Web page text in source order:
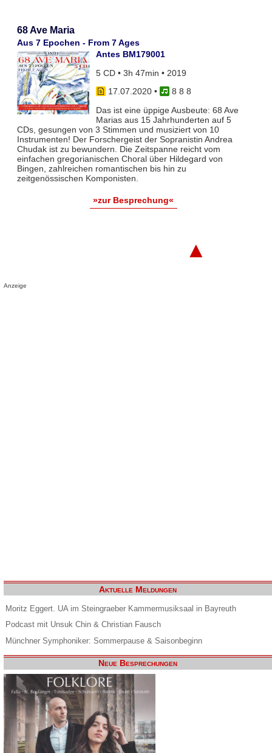
68 Ave Maria
Aus 7 Epochen - From 7 Ages
Antes BM179001
5 CD • 3h 47min • 2019
17.07.2020•
8 8 8
Das ist eine üppige Ausbeute: 68 Ave
Marias aus 15 Jahrhunderten auf 5
CDs, gesungen von 3 Stimmen und musiziert von 10
Instrumenten! Der Forschergeist der Sopranistin Andrea
Chudak ist zu bewundern. Die Zeitspanne reicht vom
einfachen gregorianischen Choral über Hildegard von
Bingen, zahlreichen romantischen bis hin zu
zeitgenössischen Komponisten.
»zur Besprechung«
▲
Anzeige
Aktuelle Meldungen
Moritz Eggert. UA im Steingraeber Kammermusiksaal in Bayreuth
Podcast mit Unsuk Chin & Christian Fausch
Münchner Symphoniker: Sommerpause & Saisonbeginn
Neue Besprechungen